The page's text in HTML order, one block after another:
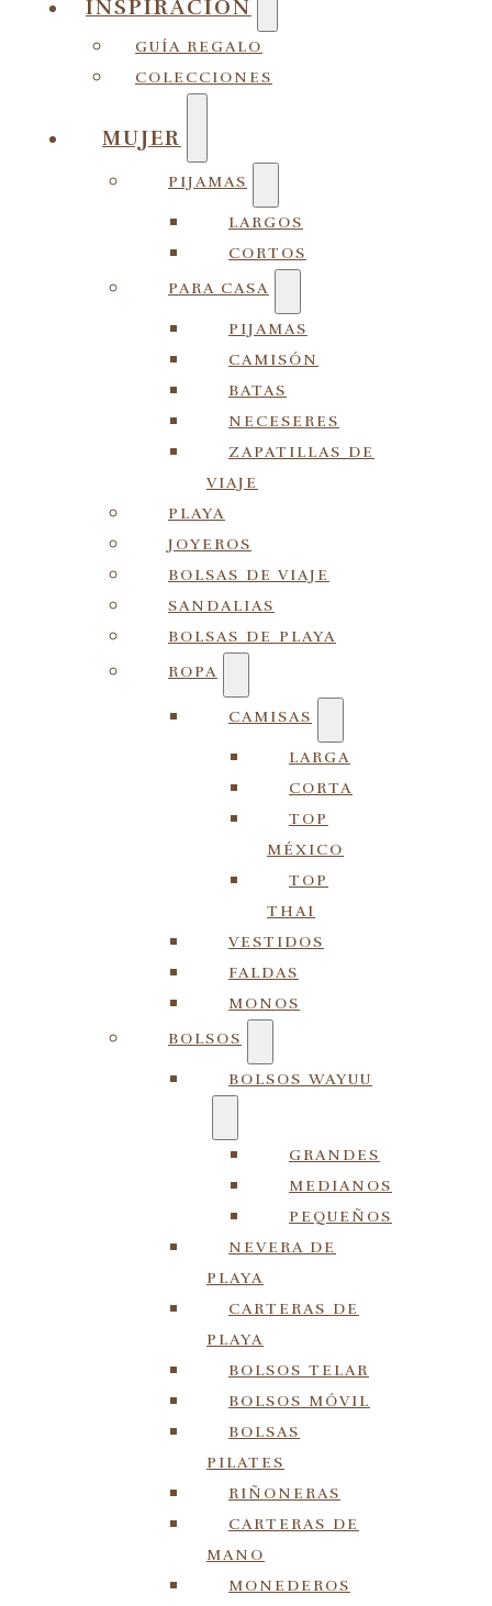
INSPIRACIÓN
GUÍA REGALO
COLECCIONES
MUJER
PIJAMAS
LARGOS
CORTOS
PARA CASA
PIJAMAS
CAMISÓN
BATAS
NECESERES
ZAPATILLAS DE
VIAJE
PLAYA
JOYEROS
BOLSAS DE VIAJE
SANDALIAS
BOLSAS DE PLAYA
ROPA
CAMISAS
LARGA
CORTA
TOP
MÉXICO
TOP
THAI
VESTIDOS
FALDAS
MONOS
BOLSOS
BOLSOS WAYUU
GRANDES
MEDIANOS
PEQUEÑOS
NEVERA DE
PLAYA
CARTERAS DE
PLAYA
BOLSOS TELAR
BOLSOS MÓVIL
BOLSAS
PILATES
RIÑONERAS
CARTERAS DE
MANO
MONEDEROS